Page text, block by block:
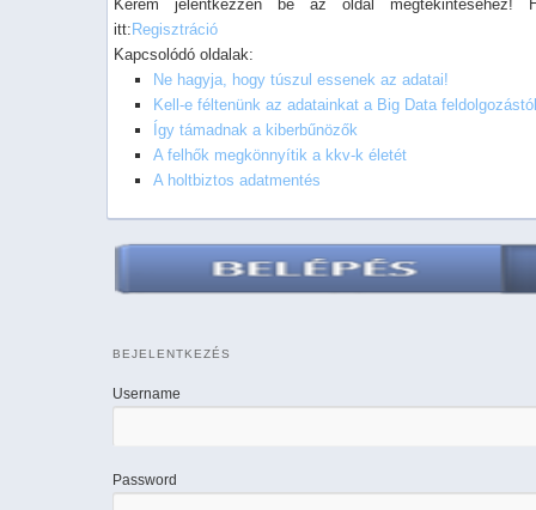
Kérem jelentkezzen be az oldal megtekintéséhez!
itt: Regisztráció
Kapcsolódó oldalak:
Ne hagyja, hogy túszul essenek az adatai!
Kell-e féltenünk az adatainkat a Big Data
Így támadnak a kiberbűnözők
A felhők megkönnyítik a kkv-k életét
A holtbiztos adatmentés
BEJELENTKEZÉS
Username
Password